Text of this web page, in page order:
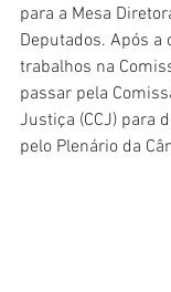
para a Mesa
Deputados. Após a
trabalhos na
passar pela
Justiça (CCJ) para
pelo Plenário da